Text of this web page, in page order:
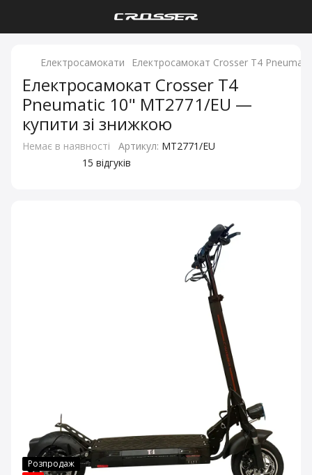
Електросамокати Електросамокат Crosser T4
Електросамокат Crosser T4
Pneumatic 10" MT2771/EU —
купити зі знижкою
Немає в наявності Артикул: MT2771/EU
15 відгуків
Розпродаж